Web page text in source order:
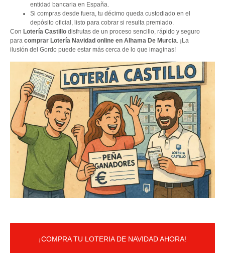
entidad bancaria en España.
Si compras desde fuera, tu décimo queda custodiado en el
depósito oficial, listo para cobrar si resulta premiado.
Con Lotería Castillo disfrutas de un proceso sencillo, rápido y seguro
para comprar Lotería Navidad online en Alhama De Murcia. ¡La
ilusión del Gordo puede estar más cerca de lo que imaginas!
¡COMPRA TU LOTERIA DE NAVIDAD AHORA!